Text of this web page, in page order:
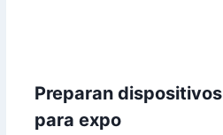
Preparan dispositivos
para expo